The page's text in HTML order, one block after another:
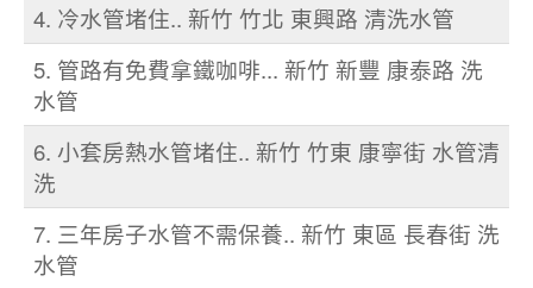
4. 冷水管堵住.. 新竹 竹北 東興路 清洗水管
5. 管路有免費拿鐵咖啡... 新竹 新豐 康泰路 洗
水管
6. 小套房熱水管堵住.. 新竹 竹東 康寧街 水管清
洗
7. 三年房子水管不需保養.. 新竹 東區 長春街 洗
水管